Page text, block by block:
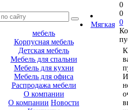
Мягкая
мебель
Корпусная мебель
Детская мебель
Мебель для спальни
Мебель для кухни
Мебель для офиса
Распродажа мебели
О компании
О компании Новости
0
0
0